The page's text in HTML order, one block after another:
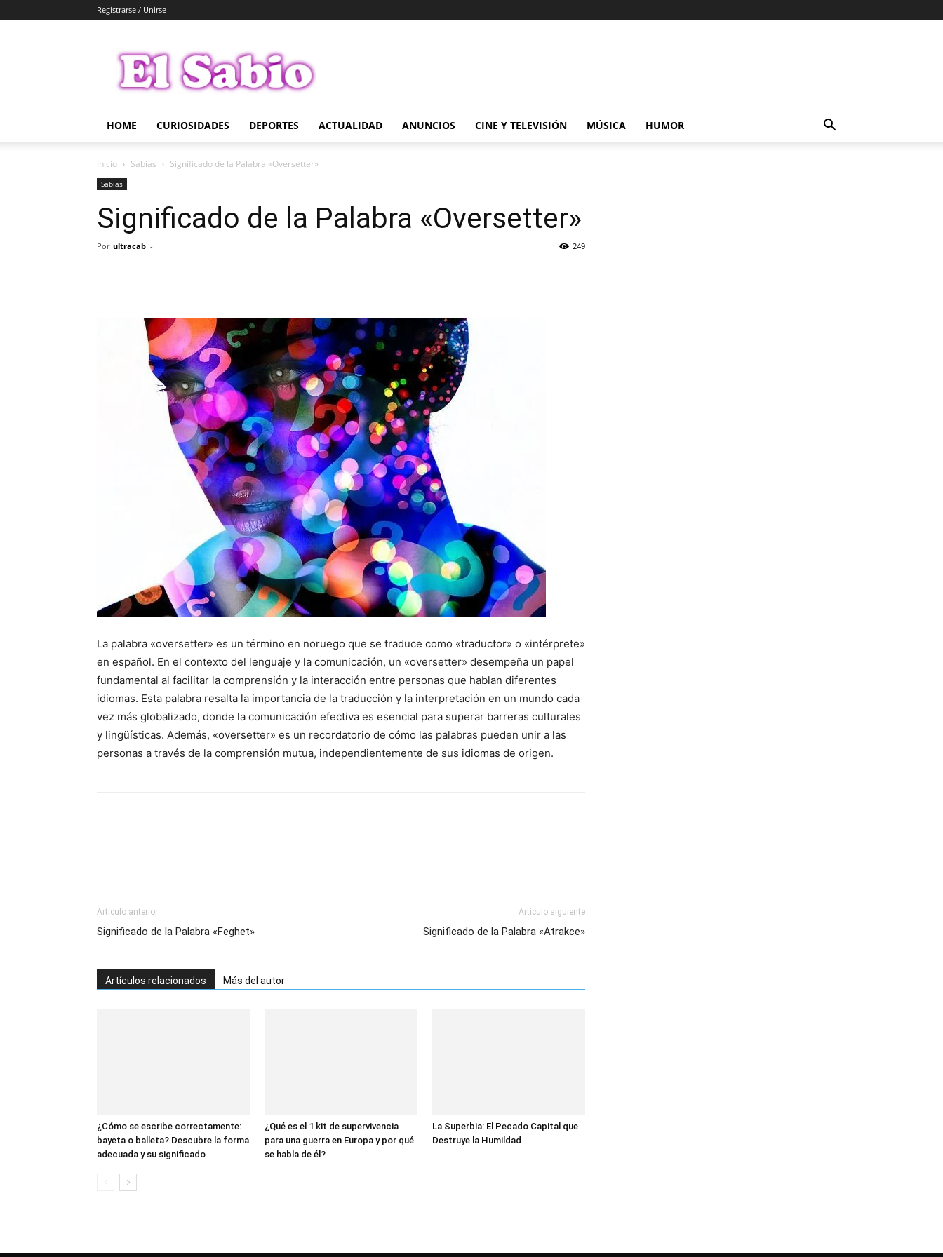
Registrarse / Unirse
Sabio
HOME CURIOSIDADES DEPORTES ACTUALIDAD ANUNCIOS CINE Y TELEVISIÓN MÚSICA HUMOR
Inicio Sabias Significado de la Palabra «Oversetter»
Sabias
Significado de la Palabra «Oversetter»
Por ultracab - 249
La palabra «oversetter» es un término en noruego que se traduce como «traductor» o «intérprete»
en español. En el contexto del lenguaje y la comunicación, un «oversetter» desempeña un papel
fundamental al facilitar la comprensión y la interacción entre personas que hablan diferentes
idiomas. Esta palabra resalta la importancia de la traducción y la interpretación en un mundo cada
vez más globalizado, donde la comunicación efectiva es esencial para superar barreras culturales
y lingüísticas. Además, «oversetter» es un recordatorio de cómo las palabras pueden unir a las
personas a través de la comprensión mutua, independientemente de sus idiomas de origen.
Artículo anterior
Significado de la Palabra «Feghet»
Artículo siguiente
Significado de la Palabra «Atrakce»
Artículos relacionados Más del autor
¿Cómo se escribe correctamente:
bayeta o balleta? Descubre la forma
adecuada y su significado
¿Qué es el 1 kit de supervivencia
para una guerra en Europa y por qué
se habla de él?
La Superbia: El Pecado Capital que
Destruye la Humildad